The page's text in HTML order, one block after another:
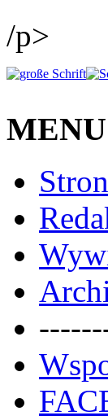
/p>
MENU